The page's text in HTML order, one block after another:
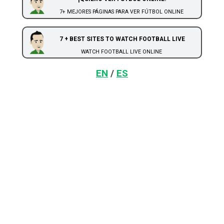
7+ MEJORES PÁGINAS PARA VER FÚTBOL ONLINE
7 + BEST SITES TO WATCH FOOTBALL LIVE
WATCH FOOTBALL LIVE ONLINE
EN / ES